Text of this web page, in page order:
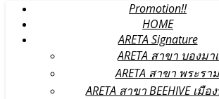
Promotion!!
HOME
ARETA Signature
ARETA สาขา บองมา
ARETA สาขา พระรา
ARETA สาขา BEEHIVE เมื